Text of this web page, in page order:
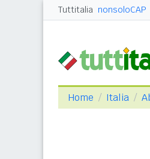
Tuttitalia nonsoloCAP
Home Italia